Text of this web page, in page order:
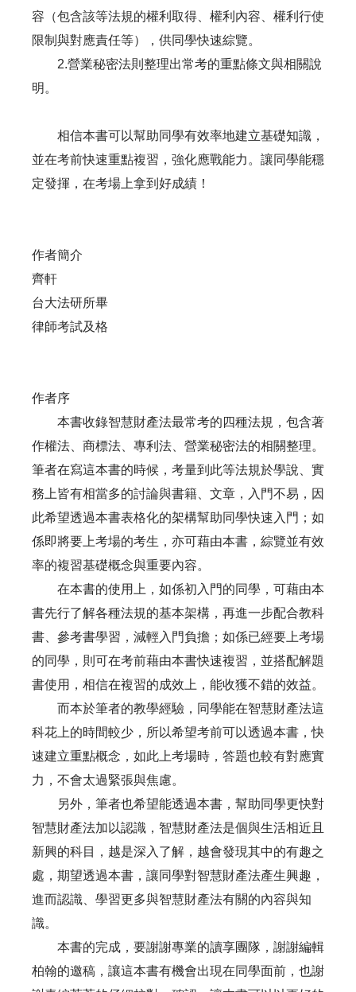
容（包含該等法規的權利取得、權利內容、權利行使
限制與對應責任等），供同學快速綜覽。
2.營業秘密法則整理出常考的重點條文與相關說
明。
相信本書可以幫助同學有效率地建立基礎知識，
並在考前快速重點複習，強化應戰能力。讓同學能穩
定發揮，在考場上拿到好成績！
作者簡介
齊軒
台大法研所畢
律師考試及格
作者序
本書收錄智慧財產法最常考的四種法規，包含著
作權法、商標法、專利法、營業秘密法的相關整理。
筆者在寫這本書的時候，考量到此等法規於學說、實
務上皆有相當多的討論與書籍、文章，入門不易，因
此希望透過本書表格化的架構幫助同學快速入門；如
係即將要上考場的考生，亦可藉由本書，綜覽並有效
率的複習基礎概念與重要內容。
在本書的使用上，如係初入門的同學，可藉由本
書先行了解各種法規的基本架構，再進一步配合教科
書、參考書學習，減輕入門負擔；如係已經要上考場
的同學，則可在考前藉由本書快速複習，並搭配解題
書使用，相信在複習的成效上，能收獲不錯的效益。
而本於筆者的教學經驗，同學能在智慧財產法這
科花上的時間較少，所以希望考前可以透過本書，快
速建立重點概念，如此上考場時，答題也較有對應實
力，不會太過緊張與焦慮。
另外，筆者也希望能透過本書，幫助同學更快對
智慧財產法加以認識，智慧財產法是個與生活相近且
新興的科目，越是深入了解，越會發現其中的有趣之
處，期望透過本書，讓同學對智慧財產法產生興趣，
進而認識、學習更多與智慧財產法有關的內容與知
識。
本書的完成，要謝謝專業的讀享團隊，謝謝編輯
柏翰的邀稿，讓這本書有機會出現在同學面前，也謝